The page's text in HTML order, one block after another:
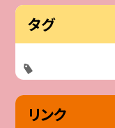
タグ
リンク